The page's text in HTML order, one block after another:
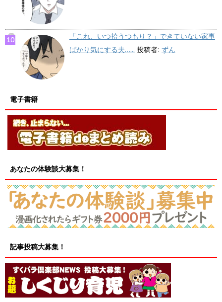
「これ、いつ拾うつもり？」できていない家事
ばかり気にする夫…... 投稿者: ずん
電子書籍
あなたの体験談大募集！
記事投稿大募集！